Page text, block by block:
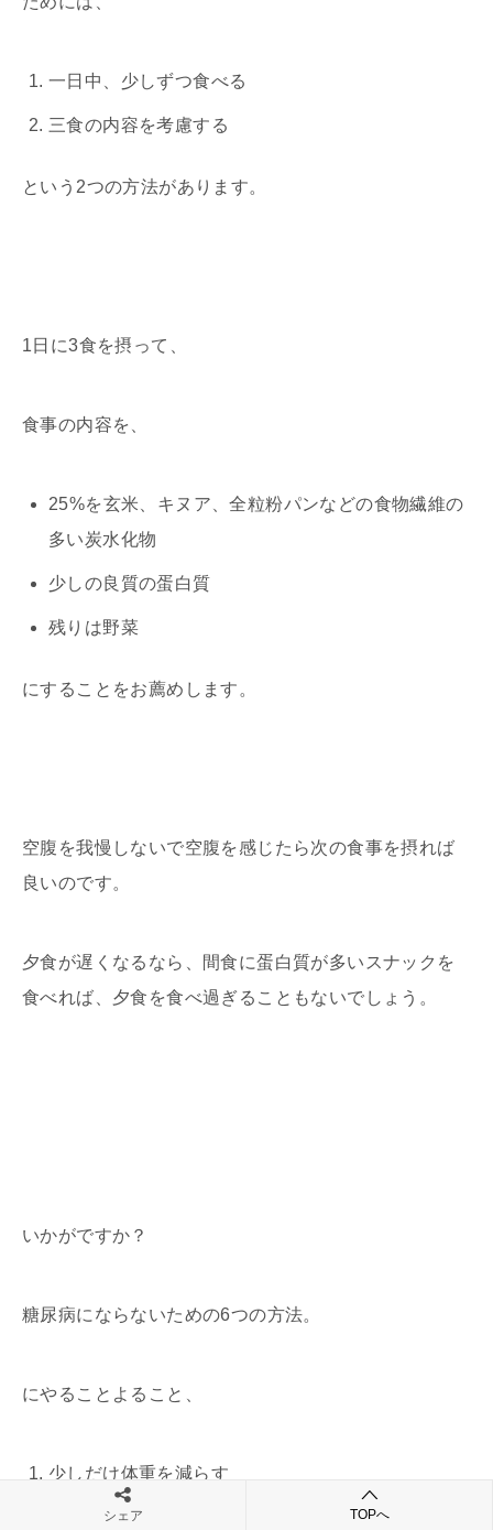
一日中、少しずつ食べる
三食の内容を考慮する
という2つの方法があります。
1日に3食を摂って、
食事の内容を、
25%を玄米、キヌア、全粒粉パンなどの食物繊維の
多い炭水化物
少しの良質の蛋白質
残りは野菜
にすることをお薦めします。
空腹を我慢しないで空腹を感じたら次の食事を摂れば
良いのです。
夕食が遅くなるなら、間食に蛋白質が多いスナックを
食べれば、夕食を食べ過ぎることもないでしょう。
いかがですか？
糖尿病にならないための6つの方法。
にやることよること、
少しだけ体重を減らす
ビタミンDを摂る
シェア TOPへ